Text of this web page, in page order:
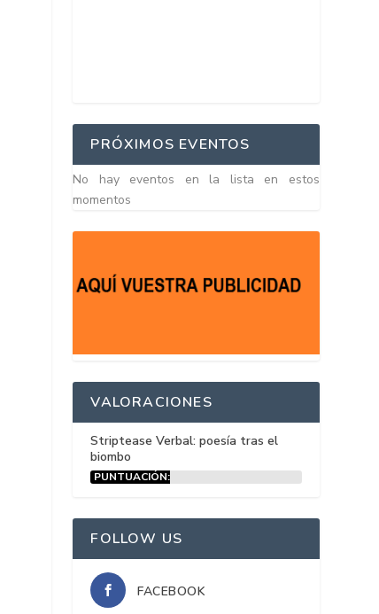
PRÓXIMOS EVENTOS
No hay eventos en la lista en estos
momentos
VALORACIONES
Striptease Verbal: poesía tras el
biombo
PUNTUACIÓN:
FOLLOW US
FACEBOOK